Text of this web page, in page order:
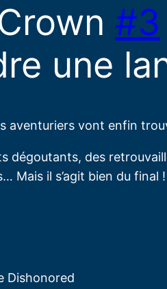
#3
une
aventuriers vont enfin
dégoutants, des
Mais il s’agit bien du final !
Dishonored